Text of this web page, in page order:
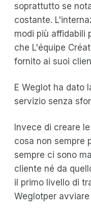
soprattutto se
costante.
modi più affidabili
che L'équipe
fornito ai suoi
E Weglot ha dato
servizio senza
Invece di creare
cosa non sempre
sempre ci sono
cliente né da
il primo livello di
Weglotper